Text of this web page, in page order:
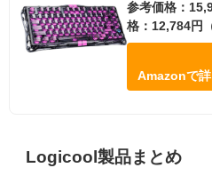
参考価格：
格：12,784円
Amazonで
Logicool製品まとめ